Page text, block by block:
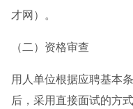
才网）。
（二）资格审查
用人单位根据应聘基本
后，采用直接面试的方